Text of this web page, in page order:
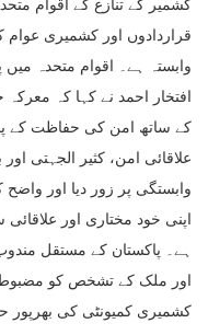
کشمیر کے تنازع کے اقوام
قراردادوں اور کشمیری
وابستہ ہے۔ اقوام متحدہ
افتخار احمد نے کہا کہ
کے ساتھ امن کی حفاظت کے
علاقائی امن، کثیر الجہتی
وابستگی پر زور دیا اور
اپنی خود مختاری اور
ہے۔ پاکستان کے مستقل
اور ملک کے تشخص کو مضبوط
کشمیری کمیونٹی کی بھرپور